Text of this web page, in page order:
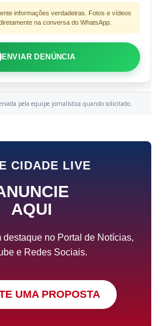
informações verdadeiras. Fotos e vídeos
na conversa do WhatsApp.
ENVIAR DENÚNCIA
pela equipe jornalística quando solicitado.
CIDADE LIVE
AQUI
destaque no Portal de Notícias,
e Redes Sociais.
UMA PROPOSTA